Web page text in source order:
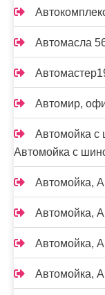
Автомасла
Автомир,
Автомойка с
Автомойка с
Автомойка,
Автомойка,
Автомойка,
Автомойка,